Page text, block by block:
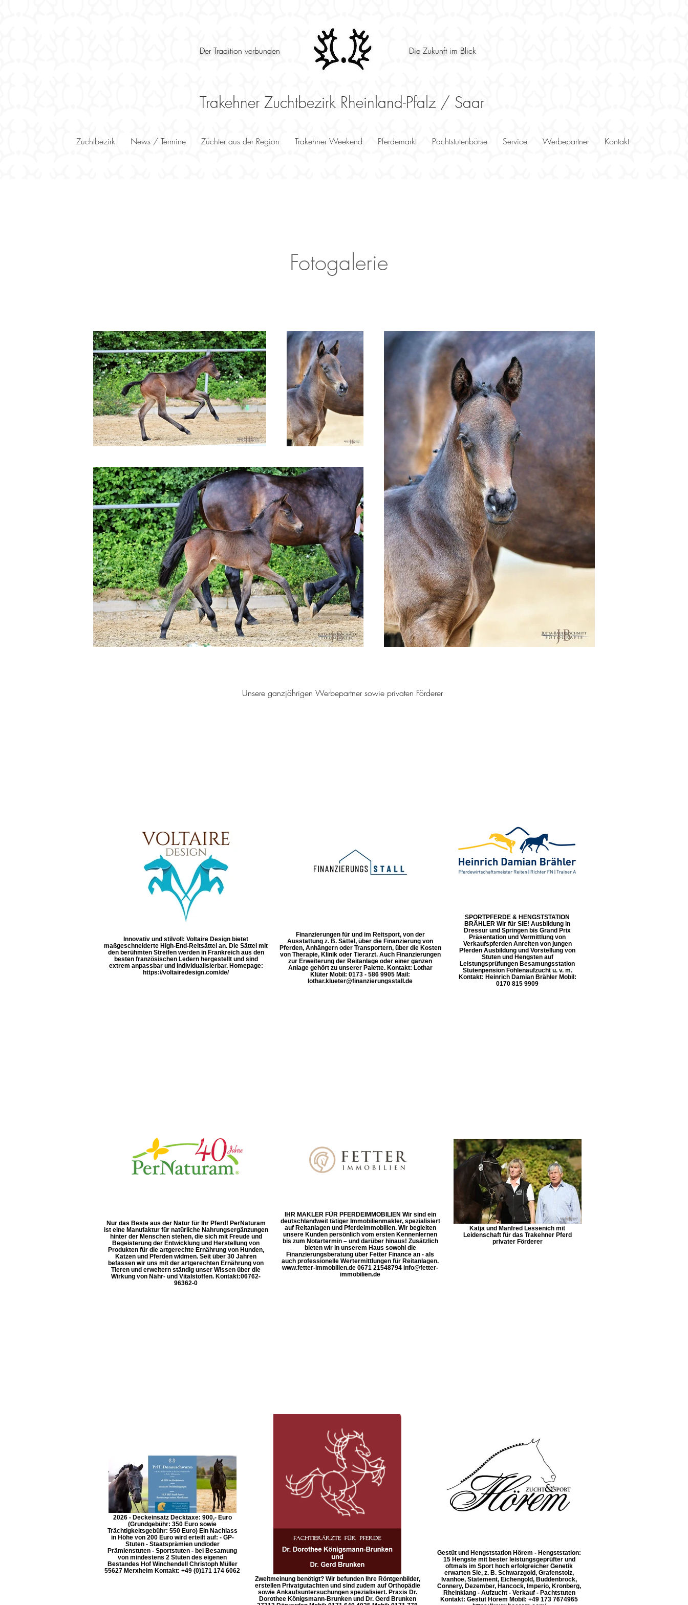
Der Tradition verbunden Die Zukunft im Blick
Trakehner Zuchtbezirk Rheinland-Pfalz / Saar
Zuchtbezirk News / Termine Züchter aus der Region Trakehner Weekend Pferdemarkt Pachtstutenbörse Service Werbepartner Kontakt
Fotogalerie
Unsere ganzjährigen Werbepartner sowie privaten Förderer
Innovativ und stilvoll: Voltaire Design bietet
maßgeschneiderte High-End-Reitsättel an. Die Sättel mit
den berühmten Streifen werden in Frankreich aus den
besten französischen Ledern hergestellt und sind
extrem anpassbar und individualisierbar. Homepage:
https://voltairedesign.com/de/
Finanzierungen für und im Reitsport, von der
Ausstattung z. B. Sättel, über die Finanzierung von
Pferden, Anhängern oder Transportern, über die Kosten
von Therapie, Klinik oder Tierarzt. Auch Finanzierungen
zur Erweiterung der Reitanlage oder einer ganzen
Anlage gehört zu unserer Palette. Kontakt: Lothar
Klüter Mobil: 0173 - 586 9905 Mail:
lothar.klueter@finanzierungsstall.de
SPORTPFERDE & HENGSTSTATION
BRÄHLER Wir für SIE! Ausbildung in
Dressur und Springen bis Grand Prix
Präsentation und Vermittlung von
Verkaufspferden Anreiten von jungen
Pferden Ausbildung und Vorstellung von
Stuten und Hengsten auf
Leistungsprüfungen Besamungsstation
Stutenpension Fohlenaufzucht u. v. m.
Kontakt: Heinrich Damian Brähler Mobil:
0170 815 9909
Nur das Beste aus der Natur für Ihr Pferd! PerNaturam
ist eine Manufaktur für natürliche Nahrungsergänzungen
hinter der Menschen stehen, die sich mit Freude und
Begeisterung der Entwicklung und Herstellung von
Produkten für die artgerechte Ernährung von Hunden,
Katzen und Pferden widmen. Seit über 30 Jahren
befassen wir uns mit der artgerechten Ernährung von
Tieren und erweitern ständig unser Wissen über die
Wirkung von Nähr- und Vitalstoffen. Kontakt: ​06762-
96362-0
IHR MAKLER FÜR PFERDEIMMOBILIEN Wir sind ein
deutschlandweit tätiger Immobilienmakler, spezialisiert
auf Reitanlagen und Pferdeimmobilien. Wir begleiten
unsere Kunden persönlich vom ersten Kennenlernen
bis zum Notartermin – und darüber hinaus! Zusätzlich
bieten wir in unserem Haus sowohl die
Finanzierungsberatung über Fetter Finance an - als
auch professionelle Wertermittlungen für Reitanlagen.
www.fetter-immobilien.de 0671 21548794 info@fetter-
immobilien.de
Katja und Manfred Lessenich mit
Leidenschaft für das Trakehner Pferd
privater Förderer
2026 - Deckeinsatz Decktaxe: 900,- Euro
(Grundgebühr: 350 Euro sowie
Trächtigkeitsgebühr: 550 Euro) Ein Nachlass
in Höhe von 200 Euro wird erteilt auf: - GP-
Stuten - Staatsprämien und/oder
Prämienstuten - Sportstuten - bei Besamung
von mindestens 2 Stuten des eigenen
Bestandes Hof Winchendell Christoph Müller
55627 Merxheim Kontakt: +49 (0)171 174 6062
Zweitmeinung benötigt? Wir befunden Ihre Röntgenbilder,
erstellen Privatgutachten und sind zudem auf Orthopädie
sowie Ankaufsuntersuchungen spezialisiert. Praxis Dr.
Dorothee Königsmann-Brunken und Dr. Gerd Brunken
Gestüt und Hengststation Hörem - Hengststation:
15 Hengste mit bester leistungsgeprüfter und
oftmals im Sport hoch erfolgreicher Genetik
erwarten Sie, z. B. Schwarzgold, Grafenstolz,
Ivanhoe, Statement, Eichengold, Buddenbrock,
Connery, Dezember, Hancock, Imperio, Kronberg,
Rheinklang - Aufzucht - Verkauf - Pachtstuten
Kontakt: Gestüt Hörem Mobil: +49 173 7674965